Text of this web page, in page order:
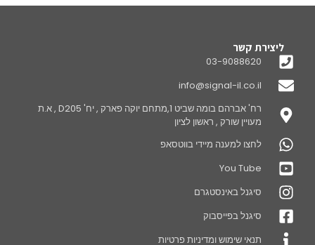
ליצירת קשר
03-9088620
info@signal-il.co.il
רח' אברהם בומה שביט 1,מתחם יוקה פארק , יח' D205 , א.ת
מעויין שורק , ראשון לציון
לחצו למענה מיידי בווטסאפ
You Tube
סיגנל באינסטגרם
סיגנל בפייסבוק
תנאי שימוש ומדיניות פרטיות